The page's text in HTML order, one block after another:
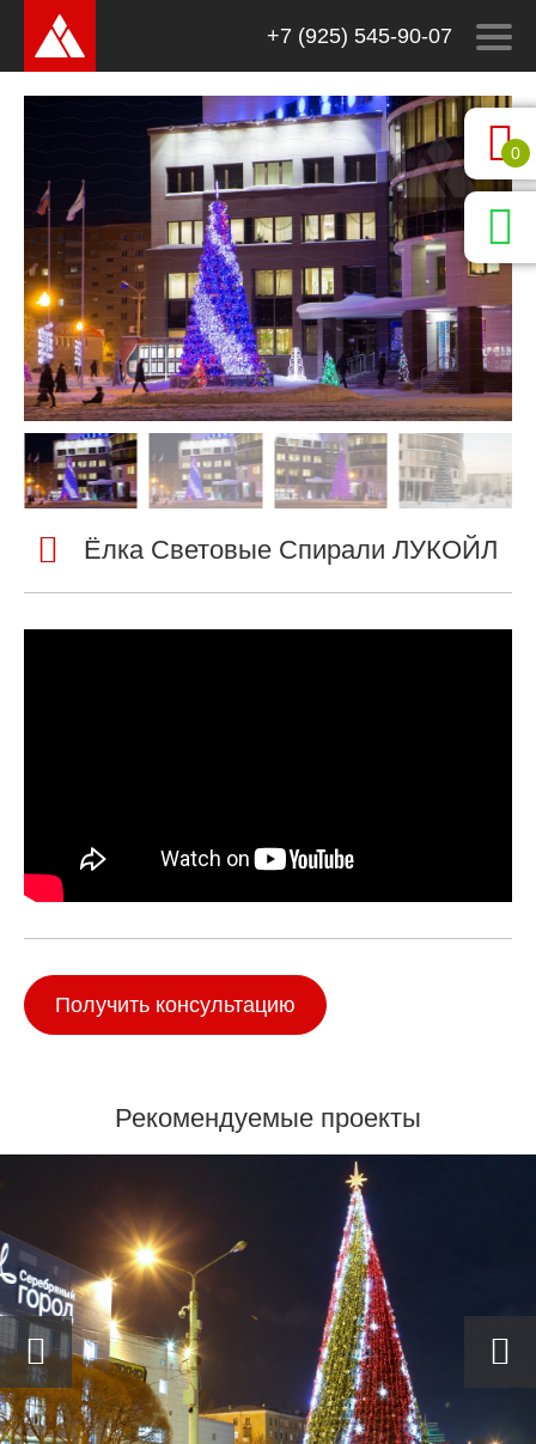
0
+7 (925) 545-90-07
Ёлка Световые Спирали ЛУКОЙЛ
Получить консультацию
Рекомендуемые проекты